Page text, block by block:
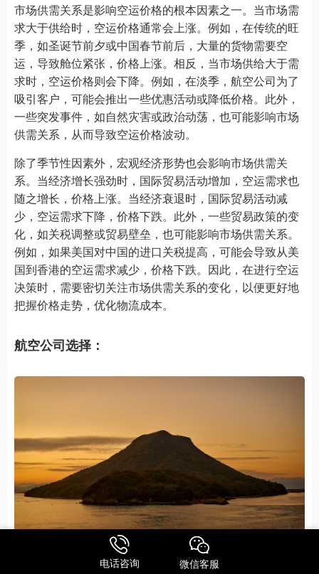
市场供需关系是影响空运价格的根本因素之一。当市场需
求大于供给时，空运价格通常会上涨。例如，在传统的旺
季，如圣诞节前夕或中国春节前后，大量的货物需要空
运，导致舱位紧张，价格上涨。相反，当市场供给大于需
求时，空运价格则会下降。例如，在淡季，航空公司为了
吸引客户，可能会推出一些优惠活动或降低价格。此外，
一些突发事件，如自然灾害或政治动荡，也可能影响市场
供需关系，从而导致空运价格波动。
除了季节性因素外，宏观经济形势也会影响市场供需关
系。当经济增长强劲时，国际贸易活动增加，空运需求也
随之增长，价格上涨。当经济衰退时，国际贸易活动减
少，空运需求下降，价格下跌。此外，一些贸易政策的变
化，如关税调整或贸易壁垒，也可能影响市场供需关系。
例如，如果美国对中国的进口关税提高，可能会导致从美
国到香港的空运需求减少，价格下跌。因此，在进行空运
决策时，需要密切关注市场供需关系的变化，以便更好地
把握价格走势，优化物流成本。
航空公司选择：
电话咨询 微信客服